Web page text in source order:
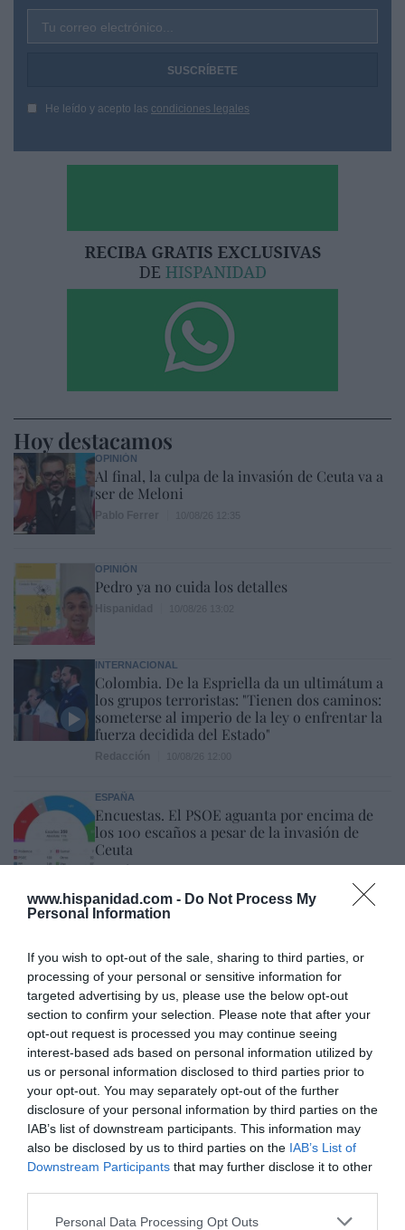
www.hispanidad.com - Do Not Process My
Personal Information
If you wish to opt-out of the sale, sharing to third parties, or
processing of your personal or sensitive information for
targeted advertising by us, please use the below opt-out
section to confirm your selection. Please note that after your
opt-out request is processed you may continue seeing
interest-based ads based on personal information utilized by
us or personal information disclosed to third parties prior to
your opt-out. You may separately opt-out of the further
disclosure of your personal information by third parties on the
IAB’s list of downstream participants. This information may
also be disclosed by us to third parties on the IAB’s List of
Downstream Participants that may further disclose it to other
Personal Data Processing Opt Outs
Tu correo electrónico...
He leído y acepto las condiciones legales
Hoy destacamos
OPINIÓN
Al final, la culpa de la invasión de Ceuta va a
ser de Meloni
OPINIÓN
Pedro ya no cuida los detalles
INTERNACIONAL
Colombia. De la Espriella da un ultimátum a
los grupos terroristas: "Tienen dos caminos:
someterse al imperio de la ley o enfrentar la
fuerza decidida del Estado"
ESPAÑA
Encuestas. El PSOE aguanta por encima de
los 100 escaños a pesar de la invasión de
Ceuta
ESPAÑA
Los ceutíes piden a los españoles que les
Gobierno tuitea desde La Mareta
Eulogio López 10/08/26 08:35
Marcelo Gullo: “El trabajo de desmitificar la
historia, de poner la verdadera, de
desmontar la falsificación, es un trabajo
cristiano"
por Hispanidad
Artículos anteriores